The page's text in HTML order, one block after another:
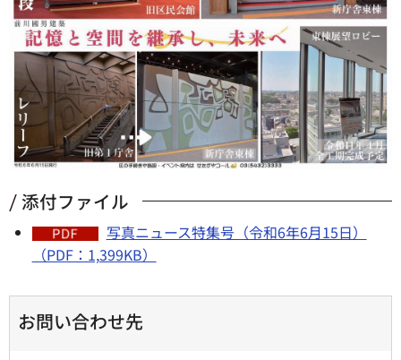
添付ファイル
写真ニュース特集号（令和6年6月15日）
（PDF：1,399KB）
お問い合わせ先